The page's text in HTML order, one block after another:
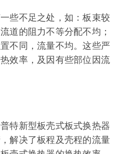
些不足之处，如：板束较
道的阻力不等分配不均；
不同，流量不均。这些严
效率，及因有些部位因流
特新型板壳式板式换热器
解决了板程及壳程的流量